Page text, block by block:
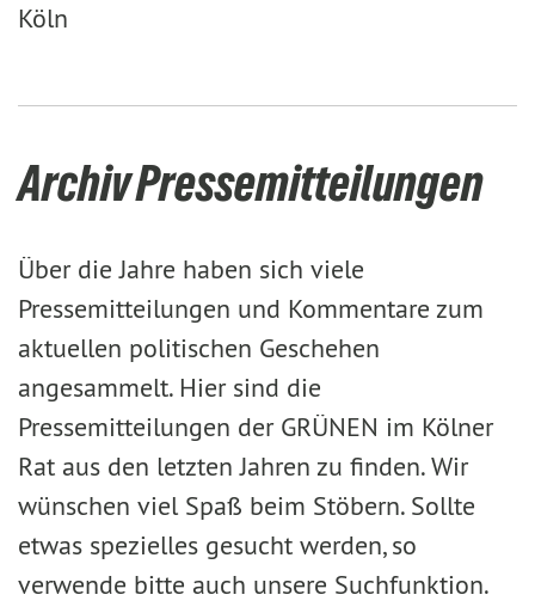
Köln
Archiv Pressemitteilungen
Über die Jahre haben sich viele
Pressemitteilungen und Kommentare zum
aktuellen politischen Geschehen
angesammelt. Hier sind die
Pressemitteilungen der GRÜNEN im Kölner
Rat aus den letzten Jahren zu finden. Wir
wünschen viel Spaß beim Stöbern. Sollte
etwas spezielles gesucht werden, so
verwende bitte auch unsere Suchfunktion.